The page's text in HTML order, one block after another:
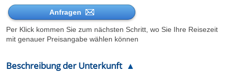
Anfragen
Per Klick kommen Sie zum nächsten Schritt, wo Sie Ihre Reisezeit
mit genauer Preisangabe wählen können
Beschreibung der Unterkunft